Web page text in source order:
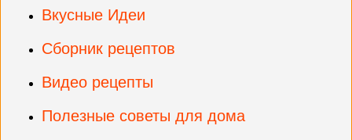
Вкусные Идеи
Сборник рецептов
Видео рецепты
Полезные советы для дома